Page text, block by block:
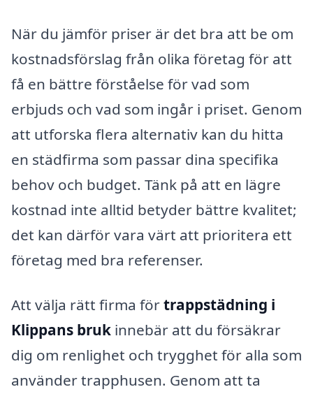
När du jämför priser är det bra att be om
kostnadsförslag från olika företag för att
få en bättre förståelse för vad som
erbjuds och vad som ingår i priset. Genom
att utforska flera alternativ kan du hitta
en städfirma som passar dina specifika
behov och budget. Tänk på att en lägre
kostnad inte alltid betyder bättre kvalitet;
det kan därför vara värt att prioritera ett
företag med bra referenser.
Att välja rätt firma förtrappstädning i
Klippans bruk innebär att du försäkrar
dig om renlighet och trygghet för alla som
använder trapphusen. Genom att ta